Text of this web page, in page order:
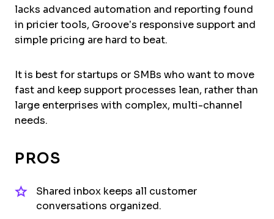
lacks advanced automation and reporting found
in pricier tools, Groove’s responsive support and
simple pricing are hard to beat.
It is best for startups or SMBs who want to move
fast and keep support processes lean, rather than
large enterprises with complex, multi-channel
needs.
PROS
Shared inbox keeps all customer
conversations organized.